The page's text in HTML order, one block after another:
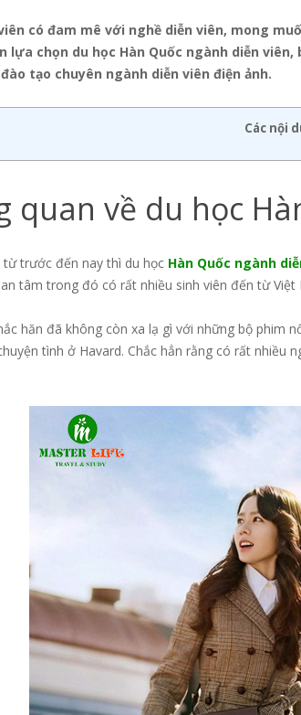
có đam mê với nghề diễn viên, mong
lựa chọn du học Hàn Quốc ngành diễn
tạo chuyên ngành diễn viên điện ảnh.
Các nội
quan về du học
từ trước đến nay thì du học Hàn Quốc ngành
tâm trong đó có rất nhiều sinh viên đến từ Việt
hăn đã không còn xa lạ gì với những bộ phim
tình ở Havard. Chắc hẳn rằng có rất